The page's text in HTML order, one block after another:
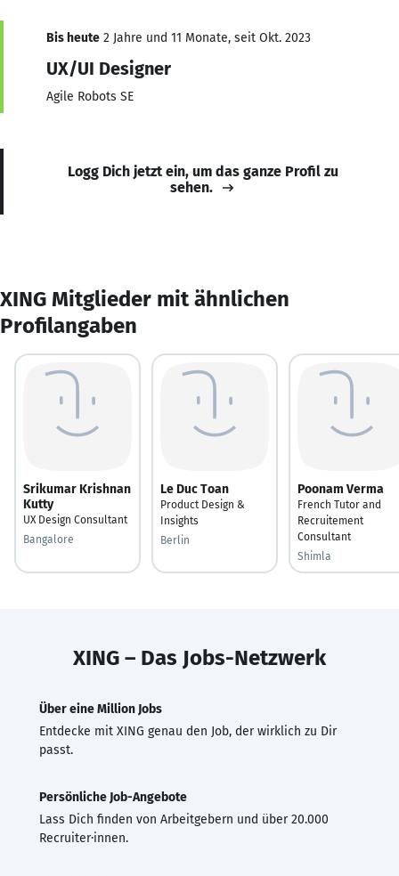
Bis heute 2 Jahre und 11 Monate, seit Okt. 2023
UX/UI Designer
Agile Robots SE
Logg Dich jetzt ein, um das ganze Profil zu
sehen.
XING Mitglieder mit ähnlichen
Profilangaben
Srikumar Krishnan
Kutty
UX Design Consultant
Bangalore
Le Duc Toan
Product Design &
Insights
Berlin
Poonam Verma
French Tutor and
Recruitement
Consultant
Shimla
XING – Das Jobs-Netzwerk
Über eine Million Jobs
Entdecke mit XING genau den Job, der wirklich zu Dir
passt.
Persönliche Job-Angebote
Lass Dich finden von Arbeitgebern und über 20.000
Recruiter·innen.